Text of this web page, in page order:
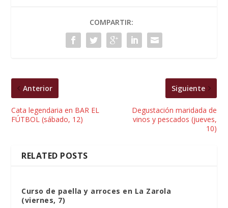
COMPARTIR:
Anterior
Cata legendaria en BAR EL
FÚTBOL (sábado, 12)
Siguiente
Degustación maridada de
vinos y pescados (jueves,
10)
RELATED POSTS
Curso de paella y arroces en La Zarola
(viernes, 7)